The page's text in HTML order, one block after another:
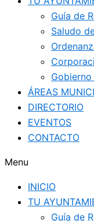
Guía de
Saludo
ÁREAS
DIRECTORIO
EVENTOS
CONTACTO
Menu
INICIO
TU
Guía de